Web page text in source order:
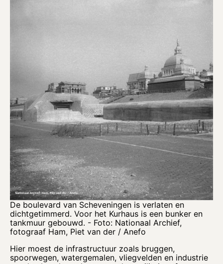
De boulevard van Scheveningen is verlaten en
dichtgetimmerd. Voor het Kurhaus is een bunker en
tankmuur gebouwd. - Foto: Nationaal Archief,
fotograaf Ham, Piet van der / Anefo
Hier moest de infrastructuur zoals bruggen,
spoorwegen, watergemalen, vliegvelden en industrie